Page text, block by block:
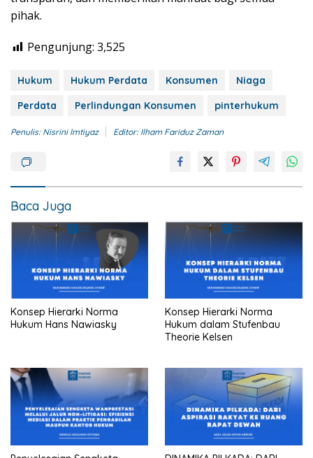
pihak.
Pengunjung: 3,525
Hukum Hukum Perdata Konsumen
Niaga
Perdata
Perlindungan Konsumen pinterhukum
Penulis: Nisrini Imtiyaz Editor: Ilham Fariduz Zaman
Baca Juga
Konsep Hierarki Norma
Hukum Hans Nawiasky
Konsep Hierarki Norma
Hukum dalam Stufenbau
Theorie Kelsen